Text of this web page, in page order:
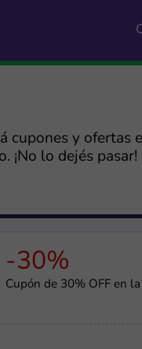
cupones y ofertas
¡No lo dejés pasar!
-30%
Cupón de 30% OFF en